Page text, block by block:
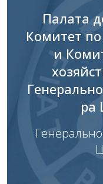
Палата
Комитет
и
ра